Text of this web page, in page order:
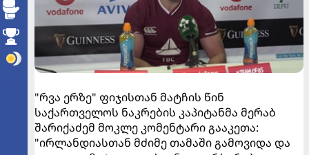
"რვა ერზე" ფიჯისთან მატჩის წინ
საქართველოს ნაკრების კაპიტანმა მერაბ
შარიქაძემ მოკლე კომენტარი გააკეთა:
"ირლანდიასთან მძიმე თამაში გამოვიდა და